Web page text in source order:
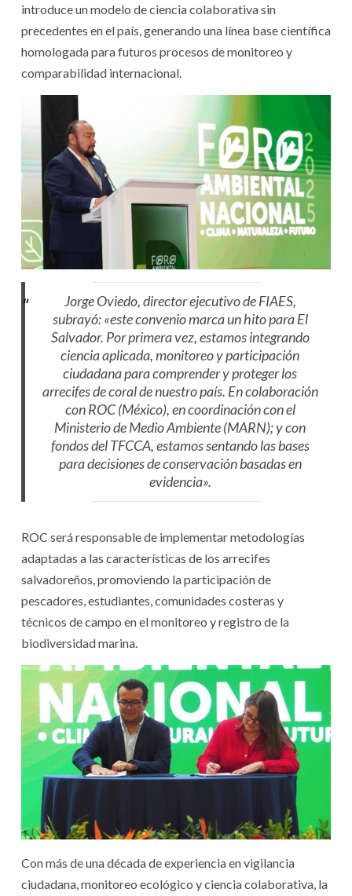
introduce un modelo de ciencia colaborativa sin
precedentes en el país, generando una línea base científica
homologada para futuros procesos de monitoreo y
comparabilidad internacional.
Jorge Oviedo, director ejecutivo de FIAES,
subrayó:«este convenio marca un hito para El
Salvador. Por primera vez, estamos integrando
ciencia aplicada, monitoreo y participación
ciudadana para comprender y proteger los
arrecifes de coral de nuestro país. En colaboración
con ROC (México), en coordinación con el
Ministerio de Medio Ambiente (MARN); y con
fondos del TFCCA, estamos sentando las bases
para decisiones de conservación basadas en
evidencia».
ROC será responsable de implementar metodologías
adaptadas a las características de los arrecifes
salvadoreños, promoviendo la participación de
pescadores, estudiantes, comunidades costeras y
técnicos de campo en el monitoreo y registro de la
biodiversidad marina.
Con más de una década de experiencia en vigilancia
ciudadana, monitoreo ecológico y ciencia colaborativa, la